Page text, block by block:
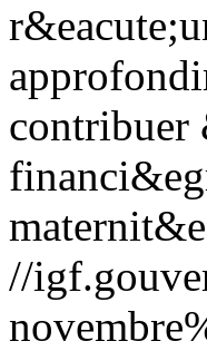
contribuer
//